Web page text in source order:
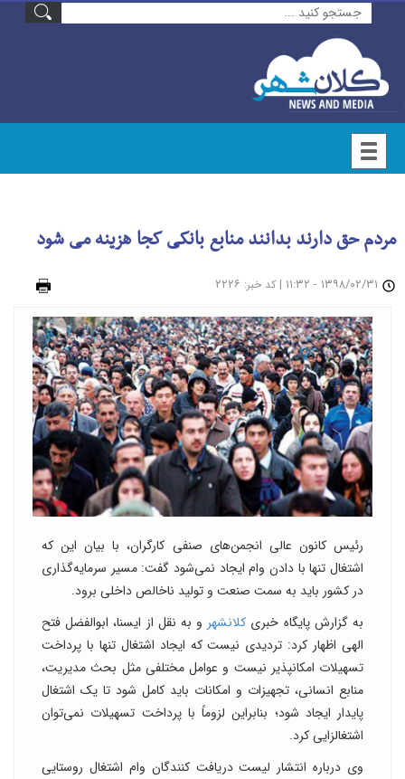
مردم حق دارند بدانند منابع بانکی کجا هزینه می شود
| کد خبر: ۲۲۲۶
رئیس کانون عالی انجمن‌های صنفی کارگران، با بیان این که
اشتغال تنها با دادن وام ایجاد نمی‌شود گفت: مسیر سرمایه‌گذاری
در کشور باید به سمت صنعت و تولید ناخالص داخلی برود.
به گزارش پایگاه خبری کلانشهر و به نقل از ایسنا، ابوالفضل فتح
الهی اظهار کرد: تردیدی نیست که ایجاد اشتغال تنها با پرداخت
تسهیلات امکانپذیر نیست و عوامل مختلفی مثل بحث مدیریت،
منابع انسانی، تجهیزات و امکانات باید کامل شود تا یک اشتغال
پایدار ایجاد شود؛ بنابراین لزوماً با پرداخت تسهیلات نمی‌توان
اشتغالزایی کرد.
وی درباره انتشار لیست دریافت کنندگان وام اشتغال روستایی